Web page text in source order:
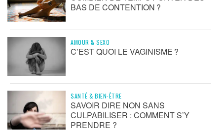
BAS DE CONTENTION ?
AMOUR & SEXO
C’EST QUOI LE VAGINISME ?
SANTÉ & BIEN-ÊTRE
SAVOIR DIRE NON SANS
CULPABILISER : COMMENT S’Y
PRENDRE ?